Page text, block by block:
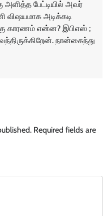
அளித்த பேட்டியில் அவர்
விஷயமாக அடிக்கடி
காரணம் என்ன? இபிஎஸ் ;
நான்கைந்து
Required fields are